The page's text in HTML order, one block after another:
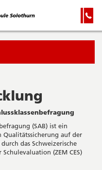
(SAB) ist ein
auf der
das Schweizerische
(ZEM CES)